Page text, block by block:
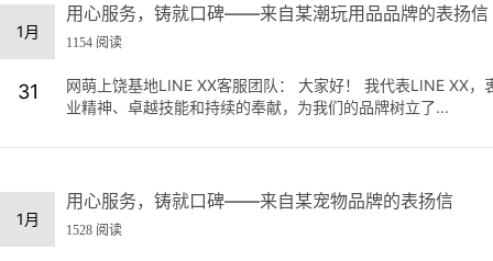
1月
31
用心服务，铸就口碑——来自某潮玩用品品牌的表扬信
1154 阅读
网萌上饶基地LINE XX客服团队： 大家好！ 我代表LINE XX
业精神、卓越技能和持续的奉献，为我们的品牌树立了...
1月
用心服务，铸就口碑——来自某宠物品牌的表扬信
1528 阅读